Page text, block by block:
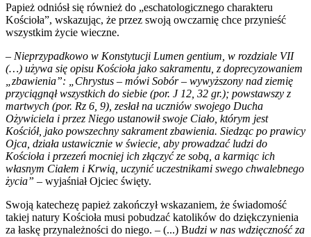
Papież odniósł się również do „eschatologicznego charakteru
Kościoła”, wskazując, że przez swoją owczarnię chce przynieść
wszystkim życie wieczne.
– Nieprzypadkowo w Konstytucji Lumen gentium, w rozdziale VII
(…) używa się opisu Kościoła jako sakramentu, z doprecyzowaniem
„zbawienia”: „Chrystus – mówi Sobór – wywyższony nad ziemię
przyciągnął wszystkich do siebie (por. J 12, 32 gr.); powstawszy z
martwych (por. Rz 6, 9), zesłał na uczniów swojego Ducha
Ożywiciela i przez Niego ustanowił swoje Ciało, którym jest
Kościół, jako powszechny sakrament zbawienia. Siedząc po prawicy
Ojca, działa ustawicznie w świecie, aby prowadzać ludzi do
Kościoła i przezeń mocniej ich złączyć ze sobą, a karmiąc ich
własnym Ciałem i Krwią, uczynić uczestnikami swego chwalebnego
życia” – wyjaśniał Ojciec święty.
Swoją katechezę papież zakończył wskazaniem, że świadomość
takiej natury Kościoła musi pobudzać katolików do dziękczynienia
za łaskę przynależności do niego. – (...) Budzi w nas wdzięczność za